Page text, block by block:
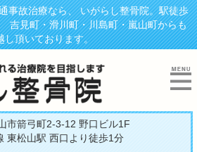
事故治療なら、 いがらし整骨院。駅徒歩
吉見町・滑川町・川島町・嵐山町からも
し頂いております。
市箭弓町2-3-12 野口ビル1F
東松山駅 西口より徒歩1分